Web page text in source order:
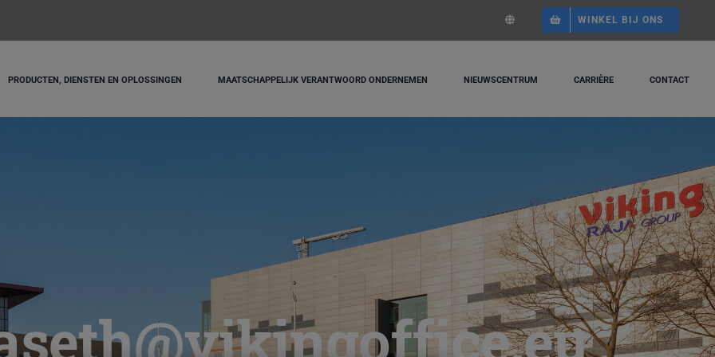
WINKEL BIJ ONS
PRODUCTEN, DIENSTEN EN OPLOSSINGEN MAATSCHAPPELIJK VERANTWOORD ONDERNEMEN NIEUWSCENTRUM CARRIÈRE CONTACT